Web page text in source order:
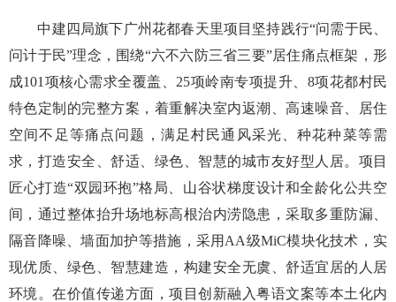
中建四局旗下广州花都春天里项目坚持践行“问需于民、
问计于民”理念，围绕“六不六防三省三要”居住痛点框架，形
成101项核心需求全覆盖、25项岭南专项提升、8项花都村民
特色定制的完整方案，着重解决室内返潮、高速噪音、居住
空间不足等痛点问题，满足村民通风采光、种花种菜等需
求，打造安全、舒适、绿色、智慧的城市友好型人居。项目
匠心打造“双园环抱”格局、山谷状梯度设计和全龄化公共空
间，通过整体抬升场地标高根治内涝隐患，采取多重防漏、
隔音降噪、墙面加护等措施，采用AA级MiC模块化技术，实
现优质、绿色、智慧建造，构建安全无虞、舒适宜居的人居
环境。在价值传递方面，项目创新融入粤语文案等本土化内